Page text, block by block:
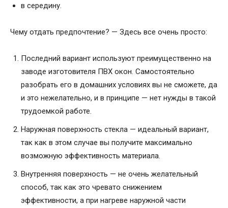
в середину.
Чему отдать предпочтение? — Здесь все очень просто:
Последний вариант используют преимущественно на
заводе изготовителя ПВХ окон. Самостоятельно
разобрать его в домашних условиях вы не сможете, да
и это нежелательно, и в принципе — нет нужды в такой
трудоемкой работе.
Наружная поверхность стекла — идеальный вариант,
так как в этом случае вы получите максимально
возможную эффективность материала.
Внутренняя поверхность — не очень желательный
способ, так как это чревато снижением
эффективности, а при нагреве наружной части